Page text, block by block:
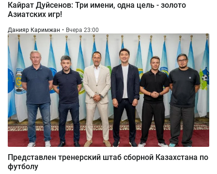
Кайрат Дуйсенов: Три имени, одна цель - золото
Азиатских игр!
Данияр Каримжан Вчера 23:00
Представлен тренерский штаб сборной Казахстана по
футболу